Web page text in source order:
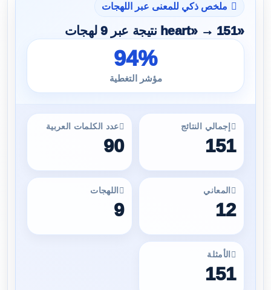
ملخص ذكي للمعنى عبر اللهجات
«heart» → 151 نتيجة عبر 9 لهجات
94%
مؤشر التغطية
إجمالي النتائج
151
عدد الكلمات العربية
90
المعاني
12
اللهجات
9
الأمثلة
151